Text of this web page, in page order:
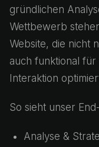
gründlichen
Wettbewerb
Website, die nicht
auch funktional
Interaktion
So sieht unser
Analyse &